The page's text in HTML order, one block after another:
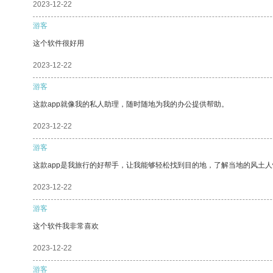
2023-12-22
游客
这个软件很好用
2023-12-22
游客
这款app就像我的私人助理，随时随地为我的办公提供帮助。
2023-12-22
游客
这款app是我旅行的好帮手，让我能够轻松找到目的地，了解当地的风土
2023-12-22
游客
这个软件我非常喜欢
2023-12-22
游客